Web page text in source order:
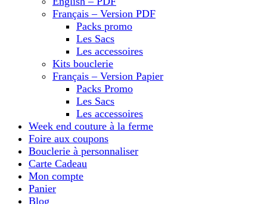
Français – Version PDF
Packs promo
Les Sacs
Les accessoires
Kits bouclerie
Français – Version Papier
Packs Promo
Les Sacs
Les accessoires
Week end couture à la ferme
Foire aux coupons
Bouclerie à personnaliser
Carte Cadeau
Mon compte
Panier
Blog